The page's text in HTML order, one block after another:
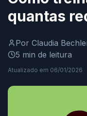
quantas
Por Claudia
5 min de leitura
Atualizado em 06/01/2026